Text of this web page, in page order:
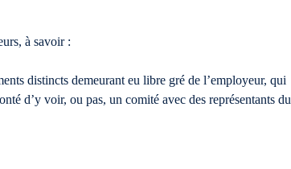
à savoir :
distincts demeurant eu libre gré de l’employeur, qui
d’y voir, ou pas, un comité avec des représentants du